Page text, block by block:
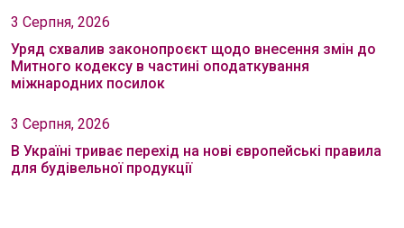
3 Серпня, 2026
Уряд схвалив законопроєкт щодо внесення змін до
Митного кодексу в частині оподаткування
міжнародних посилок
3 Серпня, 2026
В Україні триває перехід на нові європейські правила
для будівельної продукції